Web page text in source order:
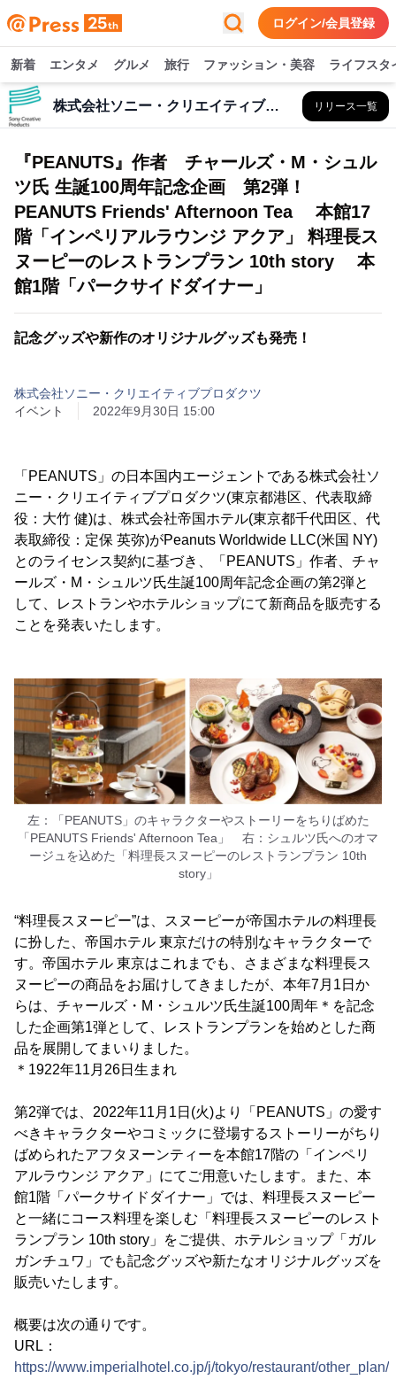
ログイン/会員登録
新着 エンタメ グルメ 旅行 ファッション・美容 ライフスタ
株式会社ソニー・クリエイティブプロダクツ リリース一覧
『PEANUTS』作者 チャールズ・M・シュル
ツ氏 生誕100周年記念企画 第2弾！
PEANUTS Friends' Afternoon Tea 本館17
階「インペリアルラウンジ アクア」 料理長ス
ヌーピーのレストランプラン 10th story 本
館1階「パークサイドダイナー」
記念グッズや新作のオリジナルグッズも発売！
株式会社ソニー・クリエイティブプロダクツ
イベント
2022年9月30日 15:00
「PEANUTS」の日本国内エージェントである株式会社ソ
ニー・クリエイティブプロダクツ(東京都港区、代表取締
役：大竹 健)は、株式会社帝国ホテル(東京都千代田区、代
表取締役：定保 英弥)がPeanuts Worldwide LLC(米国 NY)
とのライセンス契約に基づき、「PEANUTS」作者、チャ
ールズ・M・シュルツ氏生誕100周年記念企画の第2弾と
して、レストランやホテルショップにて新商品を販売する
ことを発表いたします。
左：「PEANUTS」のキャラクターやストーリーをちりばめた
「PEANUTS Friends' Afternoon Tea」 右：シュルツ氏へのオマ
ージュを込めた「料理長スヌーピーのレストランプラン 10th
story」
“料理長スヌーピー”は、スヌーピーが帝国ホテルの料理長
に扮した、帝国ホテル 東京だけの特別なキャラクターで
す。帝国ホテル 東京はこれまでも、さまざまな料理長ス
ヌーピーの商品をお届けしてきましたが、本年7月1日か
らは、チャールズ・M・シュルツ氏生誕100周年＊を記念
した企画第1弾として、レストランプランを始めとした商
品を展開してまいりました。
＊1922年11月26日生まれ
第2弾では、2022年11月1日(火)より「PEANUTS」の愛す
べきキャラクターやコミックに登場するストーリーがちり
ばめられたアフタヌーンティーを本館17階の「インペリ
アルラウンジ アクア」にてご用意いたします。また、本
館1階「パークサイドダイナー」では、料理長スヌーピー
と一緒にコース料理を楽しむ「料理長スヌーピーのレスト
ランプラン 10th story」をご提供、ホテルショップ「ガル
ガンチュワ」でも記念グッズや新たなオリジナルグッズを
販売いたします。
概要は次の通りです。
URL：
https://www.imperialhotel.co.jp/j/tokyo/restaurant/